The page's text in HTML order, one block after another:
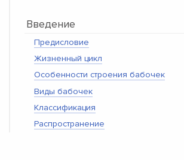
Введение
Предисловие
Жизненный цикл
Особенности строения бабочек
Виды бабочек
Классификация
Распространение